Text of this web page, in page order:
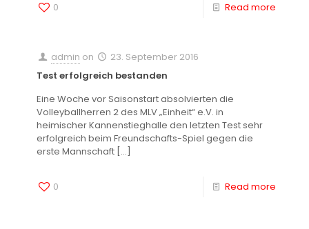
0 Read more
admin on
23. September 2016
Test erfolgreich bestanden
Eine Woche vor Saisonstart absolvierten die
Volleyballherren 2 des MLV „Einheit“ e.V. in
heimischer Kannenstieghalle den letzten Test sehr
erfolgreich beim Freundschafts-Spiel gegen die
erste Mannschaft […]
0 Read more